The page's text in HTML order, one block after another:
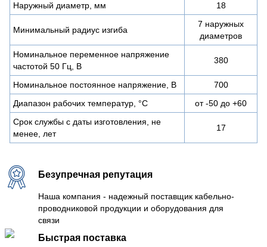
Наружный диаметр, мм 18
Минимальный радиус изгиба
7 наружных
диаметров
Номинальное переменное напряжение
частотой 50 Гц, В
380
Номинальное постоянное напряжение, В
700
Диапазон рабочих температур, °C
от -50 до +60
Срок службы с даты изготовления, не
менее, лет
17
Безупречная репутация
Наша компания - надежный поставщик кабельно-
проводниковой продукции и оборудования для
связи
Быстрая поставка